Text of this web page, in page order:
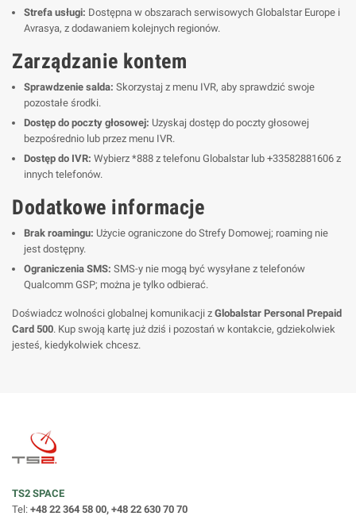
Strefa usługi: Dostępna w obszarach serwisowych Globalstar Europe i
Avrasya, z dodawaniem kolejnych regionów.
Zarządzanie kontem
Sprawdzenie salda: Skorzystaj z menu IVR, aby sprawdzić swoje
pozostałe środki.
Dostęp do poczty głosowej: Uzyskaj dostęp do poczty głosowej
bezpośrednio lub przez menu IVR.
Dostęp do IVR: Wybierz *888 z telefonu Globalstar lub +33582881606 z
innych telefonów.
Dodatkowe informacje
Brak roamingu: Użycie ograniczone do Strefy Domowej; roaming nie
jest dostępny.
Ograniczenia SMS: SMS-y nie mogą być wysyłane z telefonów
Qualcomm GSP; można je tylko odbierać.
Doświadcz wolności globalnej komunikacji z Globalstar Personal Prepaid
Card 500. Kup swoją kartę już dziś i pozostań w kontakcie, gdziekolwiek
jesteś, kiedykolwiek chcesz.
TS2 SPACE
Tel: +48 22 364 58 00, +48 22 630 70 70